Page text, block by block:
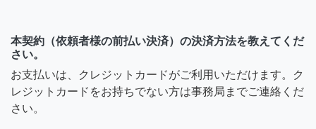
本契約（依頼者様の前払い決済）の決済方法を教えてくだ
さい。
お支払いは、クレジットカードがご利用いただけます。ク
レジットカードをお持ちでない方は事務局までご連絡くだ
さい。